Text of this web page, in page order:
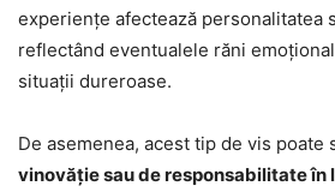
experiențe afectează personalitatea
reflectând eventualele răni
situații dureroase.
De asemenea, acest tip de vis poate
vinovăție sau de responsabilitate în